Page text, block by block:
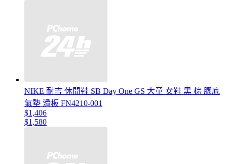
NIKE 耐吉 休閒鞋 SB Day One GS 大童 女鞋 黑 棕 膠底
氣墊 滑板 FN4210-001
$1,406
$1,580